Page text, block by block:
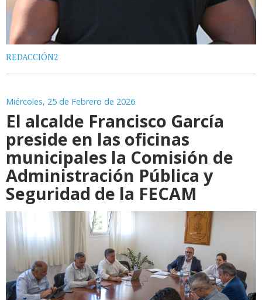
REDACCIÓN2
Miércoles, 25 de Febrero de 2026
El alcalde Francisco García
preside en las oficinas
municipales la Comisión de
Administración Pública y
Seguridad de la FECAM